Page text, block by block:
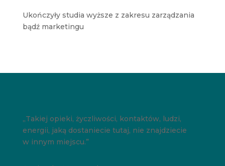
Ukończyły studia wyższe z zakresu zarządzania
bądź marketingu
„Takiej opieki, życzliwości, kontaktów, ludzi,
energii, jaką dostaniecie tutaj, nie znajdziecie
w innym miejscu.”